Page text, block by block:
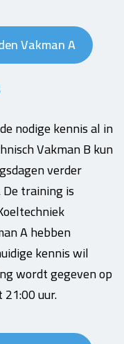
Vakman A
nodige kennis al in
Vakman B kun
verder
training is
A hebben
kennis wil
wordt gegeven op
uur.